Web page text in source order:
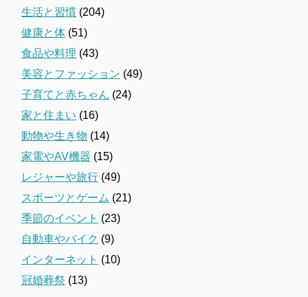
生活と習慣 (204)
健康と体 (51)
食品や料理 (43)
美容とファッション (49)
子育てと赤ちゃん (24)
家と住まい (16)
動物や生き物 (14)
家電やAV機器 (15)
レジャーや旅行 (49)
スポーツとゲーム (21)
季節のイベント (23)
自動車やバイク (9)
インターネット (10)
冠婚葬祭 (13)